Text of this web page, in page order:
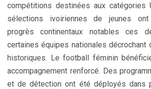
compétitions destinées aux catégories
sélections ivoiriennes de jeunes
progrès continentaux notables ces
certaines équipes nationales décrochant
historiques. Le football féminin
accompagnement renforcé. Des
et de détection ont été déployés dans